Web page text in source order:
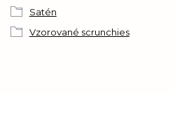
Satén
Vzorované scrunchies